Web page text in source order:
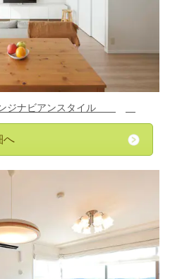
ンジナビアンスタイル
へ